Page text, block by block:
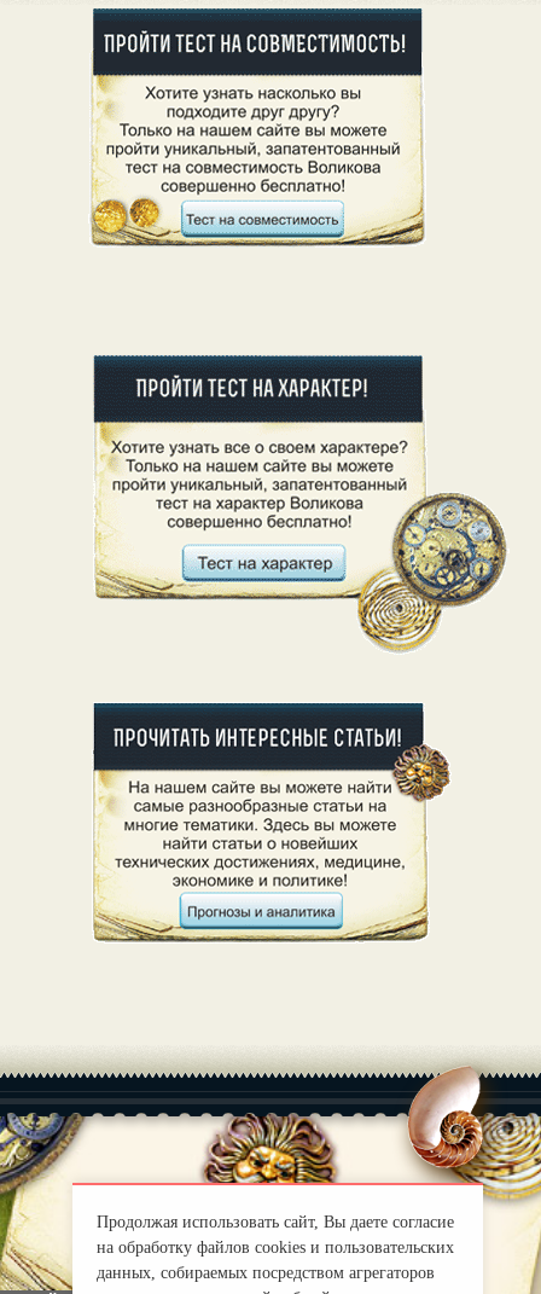
mirprognoz@mail.ru
Продолжая использовать сайт, Вы даете согласие
на обработку файлов cookies и пользовательских
данных, собираемых посредством агрегаторов